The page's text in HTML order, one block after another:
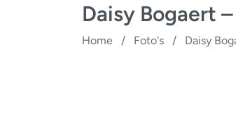
Daisy Bogaert
Home / Foto's / Daisy